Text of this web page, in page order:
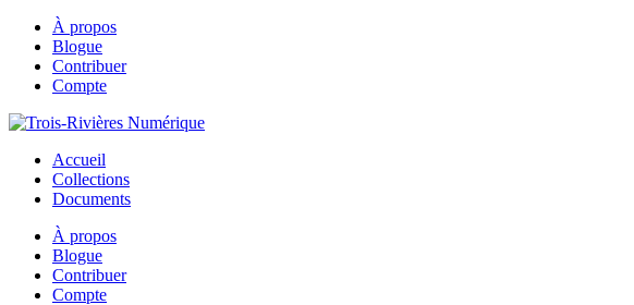
À propos
Blogue
Contribuer
Compte
Accueil
Collections
Documents
À propos
Blogue
Contribuer
Compte